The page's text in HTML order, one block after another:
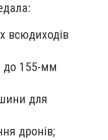
всюдиходів
до 155-мм
для
дронів;